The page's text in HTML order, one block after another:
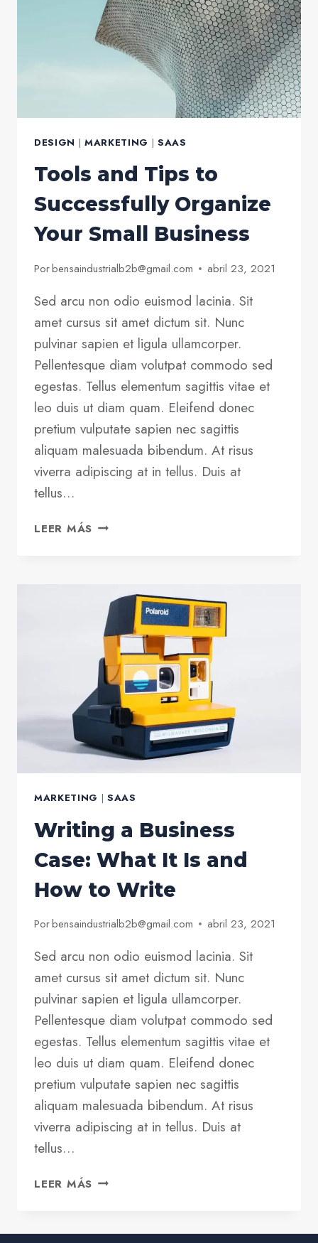
DESIGN | MARKETING | SAAS
Tools and Tips to
Successfully Organize
Your Small Business
Porbensaindustrialb2b@gmail.com abril 23, 2021
Sed arcu non odio euismod lacinia. Sit
amet cursus sit amet dictum sit. Nunc
pulvinar sapien et ligula ullamcorper.
Pellentesque diam volutpat commodo sed
egestas. Tellus elementum sagittis vitae et
leo duis ut diam quam. Eleifend donec
pretium vulputate sapien nec sagittis
aliquam malesuada bibendum. At risus
viverra adipiscing at in tellus. Duis at
tellus…
LEER MÁS TOOLS
SUCCESSFULLY
ORGANIZE
YOUR
SMALL
BUSINESS
MARKETING | SAAS
Writing a Business
Case: What It Is and
How to Write
Porbensaindustrialb2b@gmail.com abril 23, 2021
Sed arcu non odio euismod lacinia. Sit
amet cursus sit amet dictum sit. Nunc
pulvinar sapien et ligula ullamcorper.
Pellentesque diam volutpat commodo sed
egestas. Tellus elementum sagittis vitae et
leo duis ut diam quam. Eleifend donec
pretium vulputate sapien nec sagittis
aliquam malesuada bibendum. At risus
viverra adipiscing at in tellus. Duis at
tellus…
LEER MÁS WRITING
CASE: